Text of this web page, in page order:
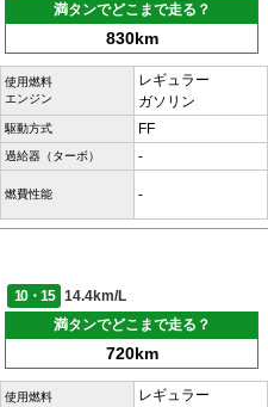
満タンでどこまで走る？
830km
使用燃料
エンジン
レギュラー
ガソリン
駆動方式 FF
過給器（ターボ） -
燃費性能 -
10・15
14.4km/L
満タンでどこまで走る？
720km
使用燃料 レギュラー